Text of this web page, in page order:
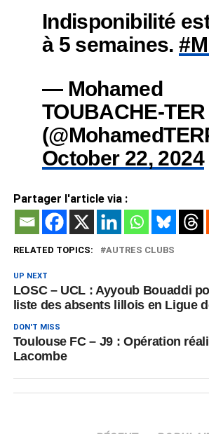
Indisponibilité
à 5 semaines.
— Mohamed
TOUBACHE-TER
October 22, 2024
Partager l'article via :
RELATED TOPICS: AUTRES CLUBS
UP NEXT
LOSC – UCL : Ayyoub Bouaddi
liste des absents lillois en Ligue
DON'T MISS
Toulouse FC – J9 : Opération
Lacombe